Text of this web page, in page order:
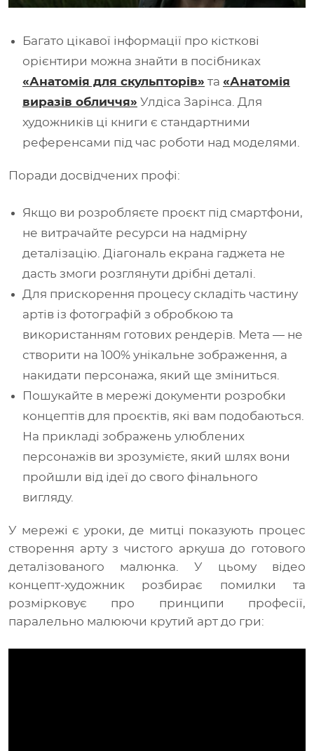
Багато цікавої інформації про кісткові
орієнтири можна знайти в посібниках
«Анатомія для скульпторів» та «Анатомія
виразів обличчя» Улдіса Зарінса. Для
художників ці книги є стандартними
референсами під час роботи над моделями.
Поради досвідчених профі:
Якщо ви розробляєте проєкт під смартфони,
не витрачайте ресурси на надмірну
деталізацію. Діагональ екрана гаджета не
дасть змоги розглянути дрібні деталі.
Для прискорення процесу складіть частину
артів із фотографій з обробкою та
використанням готових рендерів. Мета — не
створити на 100% унікальне зображення, а
накидати персонажа, який ще зміниться.
Пошукайте в мережі документи розробки
концептів для проєктів, які вам подобаються.
На прикладі зображень улюблених
персонажів ви зрозумієте, який шлях вони
пройшли від ідеї до свого фінального
вигляду.
У мережі є уроки, де митці показують процес
створення арту з чистого аркуша до готового
деталізованого малюнка. У цьому відео
концепт-художник розбирає помилки та
розмірковує про принципи професії,
паралельно малюючи крутий арт до гри: